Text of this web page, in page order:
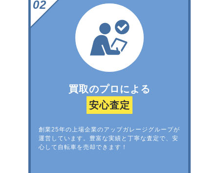
買取のプロによる
安心査定
創業25年の上場企業のアップガレージグループが
運営しています。豊富な実績と丁寧な査定で、安
心して自転車を売却できます！